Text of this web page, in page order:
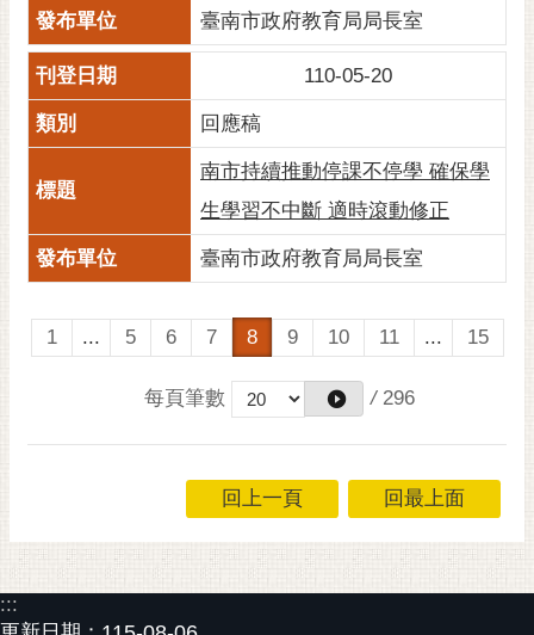
臺南市政府教育局局長室
110-05-20
回應稿
南市持續推動停課不停學 確保學
生學習不中斷 適時滾動修正
臺南市政府教育局局長室
1 ... 5 6 7 8 9 10 11 ... 15
每頁筆數 / 296
回上一頁 回最上面
:::